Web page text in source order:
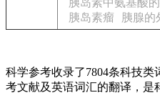
胰岛素中氨基酸
胰岛素瘤
胰腺的
科学参考收录了7804条科技
考文献及英语词汇的翻译，是